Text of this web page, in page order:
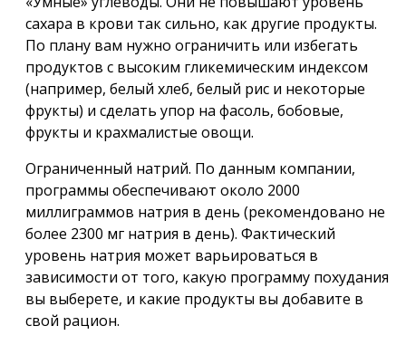
сахара в крови так сильно, как другие продукты.
По плану вам нужно ограничить или избегать
продуктов с высоким гликемическим индексом
(например, белый хлеб, белый рис и некоторые
фрукты) и сделать упор на фасоль, бобовые,
фрукты и крахмалистые овощи.
Ограниченный натрий. По данным компании,
программы обеспечивают около 2000
миллиграммов натрия в день (рекомендовано не
более 2300 мг натрия в день). Фактический
уровень натрия может варьироваться в
зависимости от того, какую программу похудания
вы выберете, и какие продукты вы добавите в
свой рацион.